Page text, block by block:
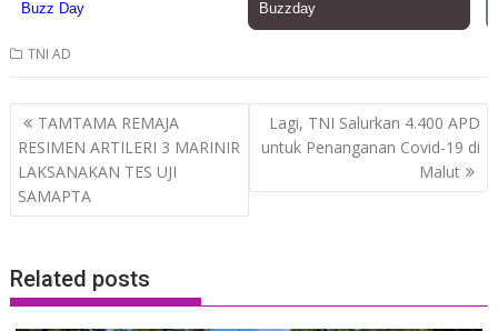
TNI AD
Post
navigation
TAMTAMA REMAJA
RESIMEN ARTILERI 3 MARINIR
LAKSANAKAN TES UJI
SAMAPTA
Lagi, TNI Salurkan 4.400 APD
untuk Penanganan Covid-19 di
Malut
Related posts